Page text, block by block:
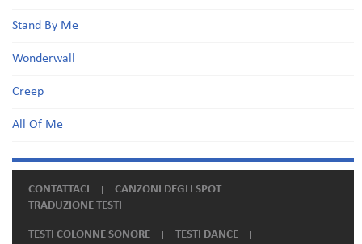
Stand By Me
Wonderwall
Creep
All Of Me
CONTATTACI
CANZONI DEGLI SPOT
TRADUZIONE TESTI
TESTI COLONNE SONORE TESTI DANCE